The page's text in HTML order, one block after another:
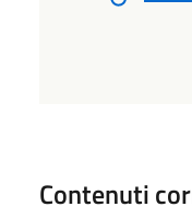
Contenuti